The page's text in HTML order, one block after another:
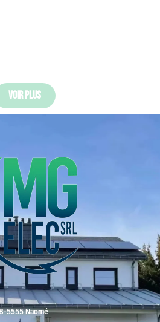
Voir Plus
5555 Naomé